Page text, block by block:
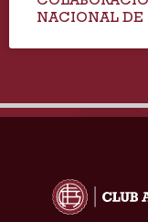
NACIONAL DE